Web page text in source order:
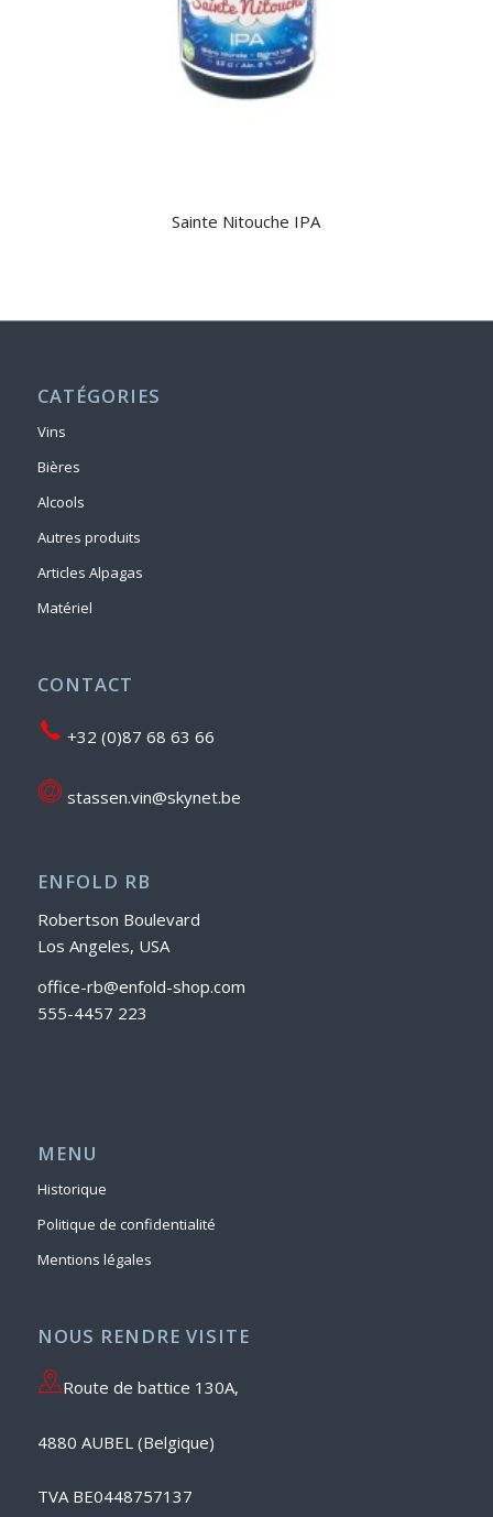
Sainte Nitouche IPA
CATÉGORIES
Vins
Bières
Alcools
Autres produits
Articles Alpagas
Matériel
CONTACT
+32 (0)87 68 63 66
stassen.vin@skynet.be
ENFOLD RB
Robertson Boulevard
Los Angeles, USA
office-rb@enfold-shop.com
555-4457 223
MENU
Historique
Politique de confidentialité
Mentions légales
NOUS RENDRE VISITE
Route de battice 130A,
4880 AUBEL (Belgique)
TVA BE0448757137